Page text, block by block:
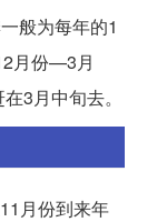
般为每年的1
月份—3月
3月中旬去。
月份到来年